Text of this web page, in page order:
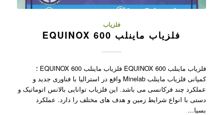
فلزیاب
فلزیاب ماینلب EQUINOX 600
فلزیاب ماینلب EQUINOX 600 فلزیاب ماینلب EQUINOX 600 ؛
کمپانی فلزیاب ماینلب Minelab واقع در استرالیا با فناوری جدید و
عملکرد چند فرکانسی می باشد. این فلزیاب توانایی بالانس اتوماتیک و
دستی با انواع شرایط زمین و هدف های مختلف را دارد. عملکرد
بسیا…